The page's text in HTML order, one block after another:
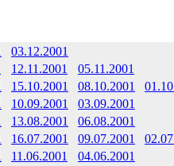
03.12.2001
12.11.2001
05.11.2001
15.10.2001 08.10.2001
10.09.2001
03.09.2001
13.08.2001
06.08.2001
16.07.2001 09.07.2001
11.06.2001
04.06.2001